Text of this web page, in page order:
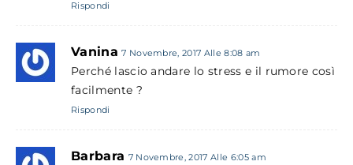
Rispondi
Vanina 7 Novembre, 2017 Alle 8:08 am
Perché lascio andare lo stress e il rumore così
facilmente ?
Rispondi
Barbara 7 Novembre, 2017 Alle 6:05 am